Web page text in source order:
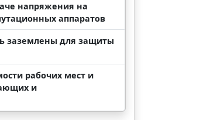
напряжения на
аппаратов
заземлены для защиты
рабочих мест и
и